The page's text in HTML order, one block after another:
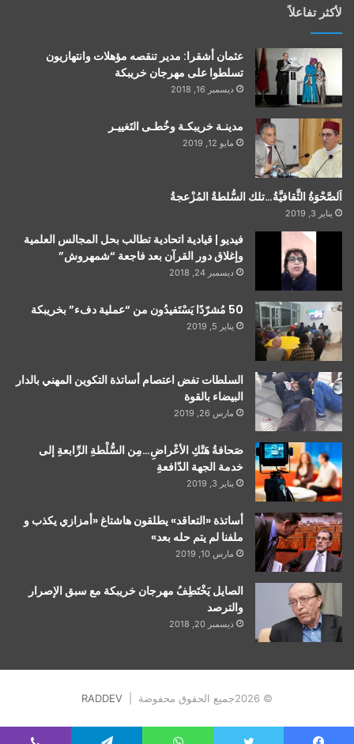
لأكثر تفاعلاً
عثمان أشقرا: مدير تنقصه مؤهلات وانتهازيون
تسلطوا على مهرجان خريبكة
ديسمبر 16, 2018
مدينـة خريبكـة وخُطـى التَغييـر
مايو 12, 2019
اَلصَّحْوَةُ الثَّقافيَّةُ…تلك السُّلطةُ المُزْعجةُ
يناير 3, 2019
فيديو | قيادية اتحادية تطالب بحل المجالس العلمية
وإغلاق دور القرآن بعد فاجعة “شمهروش”
ديسمبر 24, 2018
50 مُشرّدًا يَسْتَفيدُون من “عملية دفء” بخريبكة
يناير 5, 2019
السلطات تفض اعتصام أساتذة التكوين المهني بالدار
البيضاء بالقوة
مارس 26, 2019
صَحافةُ هَتْكِ الأعْراضِ…مِن السُّلْطةِ الرِّابعةِ إلى
خدمة الجهة الدّافعةِ
يناير 3, 2019
أساتذة «التعاقد» يطلقون هاشتاغ «أمزازي يكذب و
ملفنا لم يتم حله بعد»
مارس 10, 2019
الصايل يَخْتَطِفُ مهرجان خريبكة مع سبق الإصرار
والترصد
ديسمبر 20, 2018
© 2026جميع الحقوق محفوضة | RADDEV